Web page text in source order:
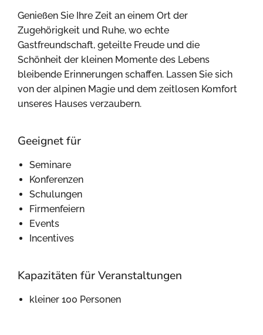
Genießen Sie Ihre Zeit an einem Ort der
Zugehörigkeit und Ruhe, wo echte
Gastfreundschaft, geteilte Freude und die
Schönheit der kleinen Momente des Lebens
bleibende Erinnerungen schaffen. Lassen Sie sich
von der alpinen Magie und dem zeitlosen Komfort
unseres Hauses verzaubern.
Geeignet für
Seminare
Konferenzen
Schulungen
Firmenfeiern
Events
Incentives
Kapazitäten für Veranstaltungen
kleiner 100 Personen